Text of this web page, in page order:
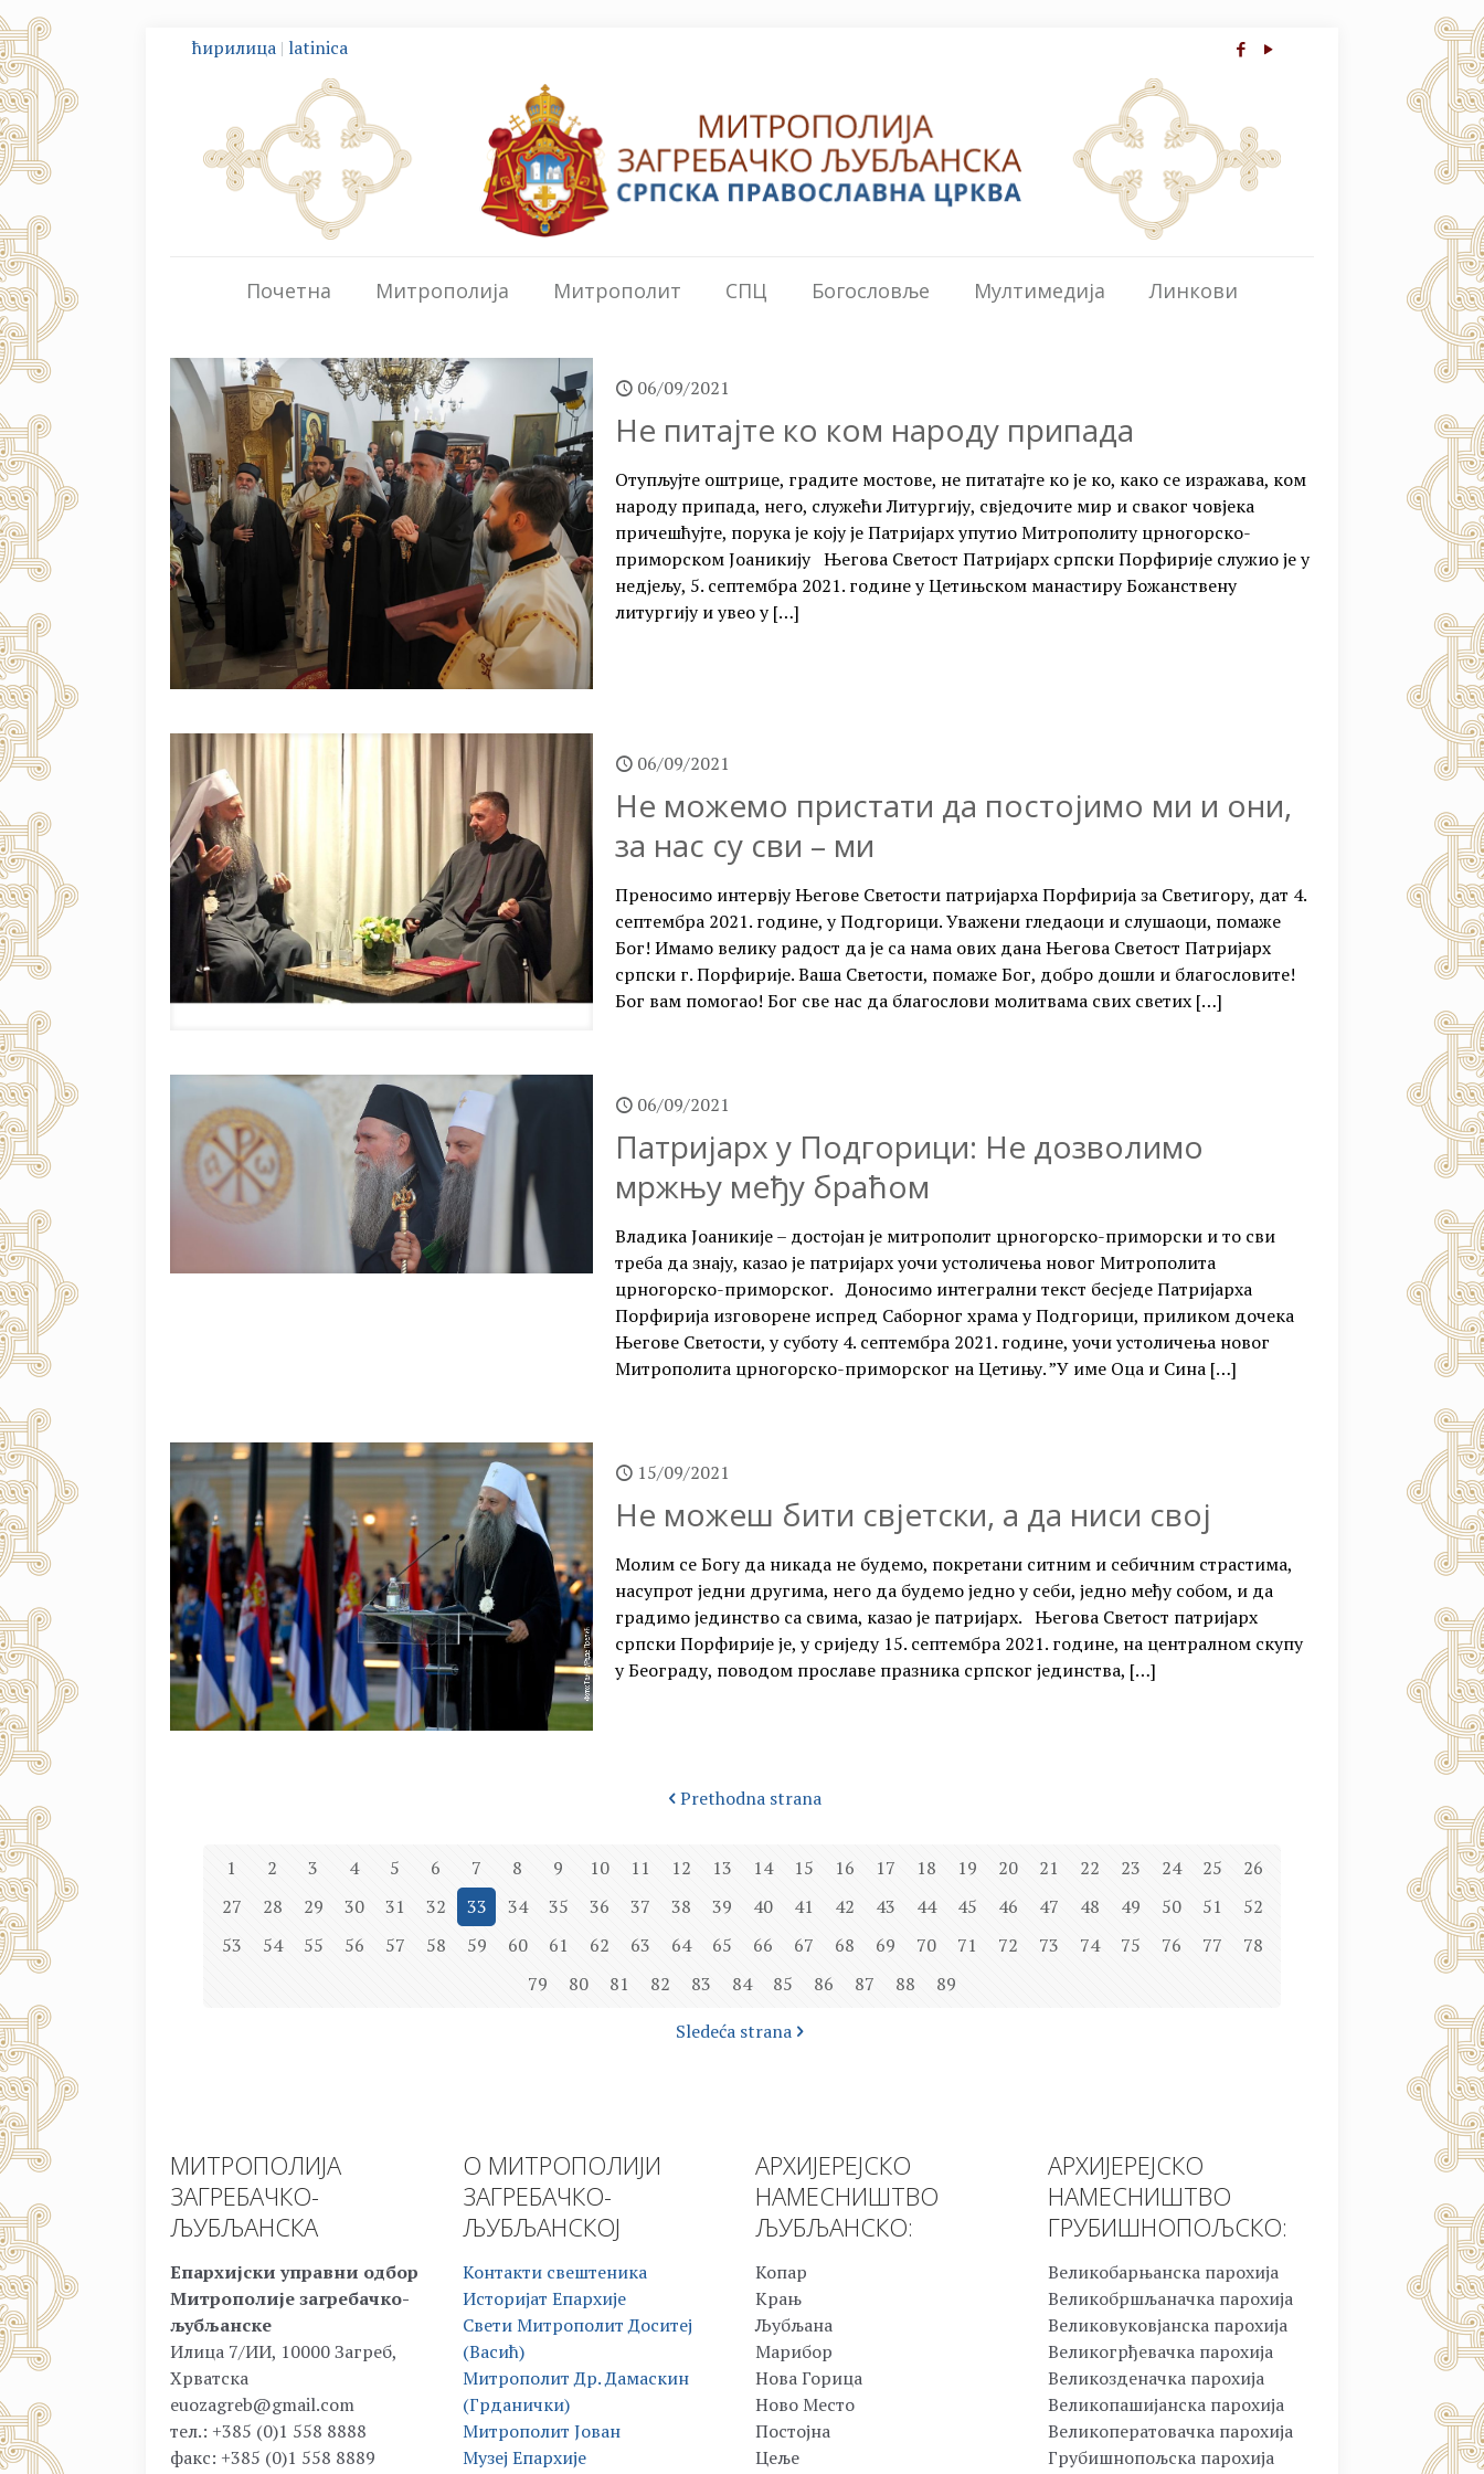
ћирилица | latinica
Почетна Митрополија Митрополит СПЦ Богословље Мултимедија Линкови
06/09/2021
Не питајте ко ком народу припада
Отупљујте оштрице, градите мостове, не питатајте ко је ко, како се изражава, ком
народу припада, него, служећи Литургију, свједочите мир и сваког човјека
причешћујте, порука је коју је Патријарх упутио Митрополиту црногорско-
приморском Јоаникију Његова Светост Патријарх српски Порфирије служио је у
недјељу, 5. септембра 2021. године у Цетињском манастиру Божанствену
литургију и увео у[…]
06/09/2021
Не можемо пристати да постојимо ми и они,
за нас су сви – ми
Преносимо интервју Његове Светости патријарха Порфирија за Светигору, дат 4.
септембра 2021. године, у Подгорици. Уважени гледаоци и слушаоци, помаже
Бог! Имамо велику радост да је са нама ових дана Његова Светост Патријарх
српски г. Порфирије. Ваша Светости, помаже Бог, добро дошли и благословите!
Бог вам помогао! Бог све нас да благослови молитвама свих светих […]
06/09/2021
Патријарх у Подгорици: Не дозволимо
мржњу међу браћом
Владика Јоаникије – достојан је митрополит црногорско-приморски и то сви
треба да знају, казао је патријарх уочи устоличења новог Митрополита
црногорско-приморског. Доносимо интегрални текст бесједе Патријарха
Порфирија изговорене испред Саборног храма у Подгорици, приликом дочека
Његове Светости, у суботу 4. септембра 2021. године, уочи устоличења новог
Митрополита црногорско-приморског на Цетињу. ”У име Оца и Сина […]
15/09/2021
Не можеш бити свјетски, а да ниси свој
Молим се Богу да никада не будемо, покретани ситним и себичним страстима,
насупрот једни другима, него да будемо једно у себи, једно међу собом, и да
градимо јединство са свима, казао је патријарх. Његова Светост патријарх
српски Порфирије је, у сриједу 15. септембра 2021. године, на централном скупу
у Београду, поводом прославе празника српског јединства, […]
Prethodna strana
1 2 3 4 5 6 7 8 9 10 11 12 13 14 15 16 17 18 19 20 21 22 23 24 25
26
27
28 29 30 31 32 33 34 35 36 37 38 39 40 41 42 43 44 45 46 47 48 49 50 51
52
53
54 55 56 57 58 59 60 61 62 63 64 65 66 67 68 69 70 71 72 73 74 75 76 77
78
79
80 81 82 83 84 85 86 87 88
89
Sledeća strana
МИТРОПОЛИЈА
ЗАГРЕБАЧКО-
ЉУБЉАНСКА
Епархијски управни одбор
Митрополије загребачко-
љубљанске
Илица 7/ИИ, 10000 Загреб,
Хрватска
euozagreb@gmail.com
тел.: +385 (0)1 558 8888
факс: +385 (0)1 558 8889
О МИТРОПОЛИЈИ
ЗАГРЕБАЧКО-
ЉУБЉАНСКОЈ
Контакти свештеника
Историјат Епархије
Свети Митрополит Доситеј
(Васић)
Митрополит Др. Дамаскин
(Грданички)
Митрополит Јован
Музеј Епархије
АРХИЈЕРЕЈСКО
НАМЕСНИШТВО
ЉУБЉАНСКО:
Копар
Крањ
Љубљана
Марибор
Нова Горица
Ново Место
Постојна
Цеље
АРХИЈЕРЕЈСКО
НАМЕСНИШТВО
ГРУБИШНОПОЉСКО:
Великобарњанска парохија
Великобршљаначка парохија
Великовуковјанска парохија
Великогрђевачка парохија
Великозденачка парохија
Великопашијанска парохија
Великоператовачка парохија
Грубишнопољска парохија